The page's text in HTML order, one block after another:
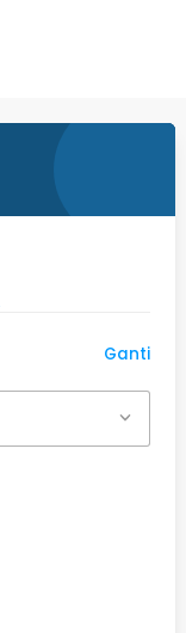
Ganti